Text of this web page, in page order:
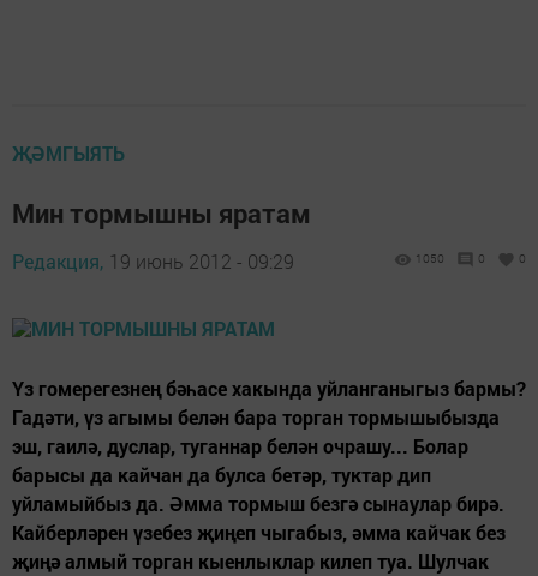
ҖӘМГЫЯТЬ
Мин тормышны яратам
Редакция, 19 июнь 2012 - 09:29 1050 0 0
Үз гомерегезнең бәһасе хакында уйланганыгыз бар­мы?
Гадәти, үз агымы белән бара торган тормышы­бызда
эш, гаилә, дуслар, туганнар белән очрашу... Болар
барысы да кайчан да булса бетәр, туктар дип
уйламыйбыз да. Әмма тормыш безгә сынаулар бирә.
Кайберләрен үзебез җиңеп чыгабыз, әмма кайчак без
җиңә алмый торган кыенлыклар килеп туа. Шулчак